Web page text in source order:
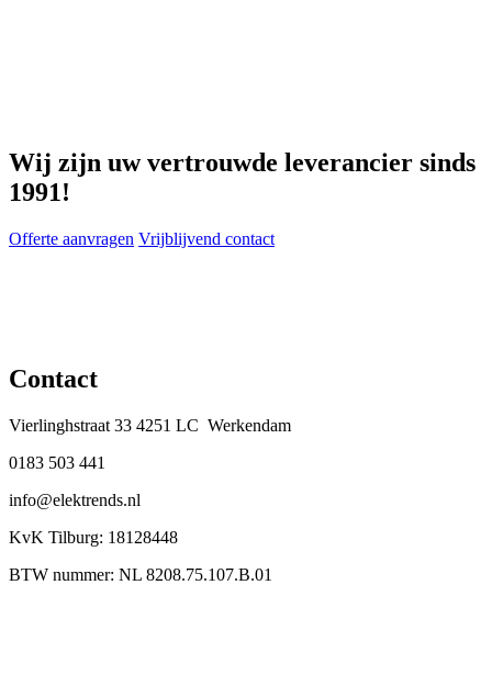
Wij zijn uw vertrouwde leverancier sinds
1991!
Offerte aanvragen Vrijblijvend contact
Contact
Vierlinghstraat 33 4251 LC Werkendam
0183 503 441
info@elektrends.nl
KvK Tilburg: 18128448
BTW nummer: NL 8208.75.107.B.01